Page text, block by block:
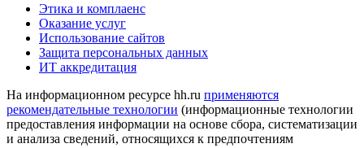
Этика и комплаенс
Оказание услуг
Использование сайтов
Защита персональных данных
ИТ аккредитация
На информационном ресурсе hh.ru применяются
рекомендательные технологии (информационные технологии
предоставления информации на основе сбора, систематизации
и анализа сведений, относящихся к предпочтениям